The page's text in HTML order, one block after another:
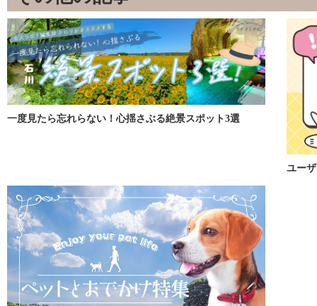
一度見たら忘れらない！心揺さぶる絶景スポット3選
ユー